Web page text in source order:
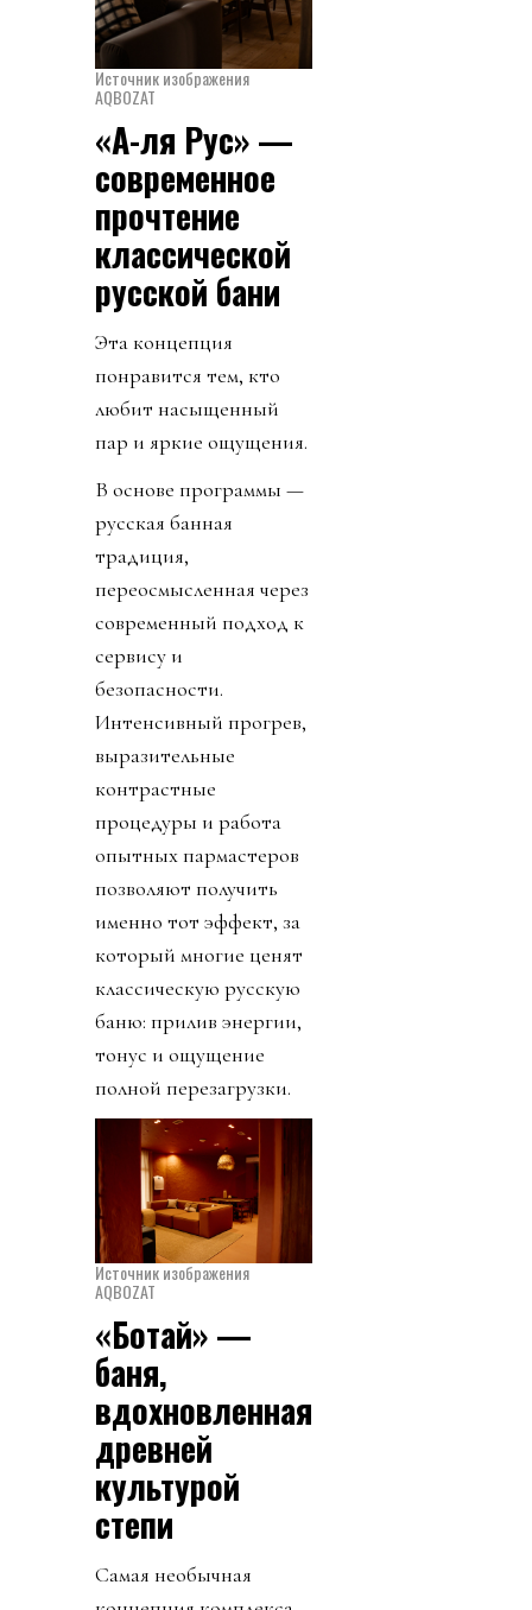
Источник изображения
AQBOZAT
«А-ля Рус» —
современное
прочтение
классической
русской бани
Эта концепция
понравится тем, кто
любит насыщенный
пар и яркие ощущения.
В основе программы —
русская банная
традиция,
переосмысленная через
современный подход к
сервису и
безопасности.
Интенсивный прогрев,
выразительные
контрастные
процедуры и работа
опытных пармастеров
позволяют получить
именно тот эффект, за
который многие ценят
классическую русскую
баню: прилив энергии,
тонус и ощущение
полной перезагрузки.
Источник изображения
AQBOZAT
«Ботай» —
баня,
вдохновленная
древней
культурой
степи
Самая необычная